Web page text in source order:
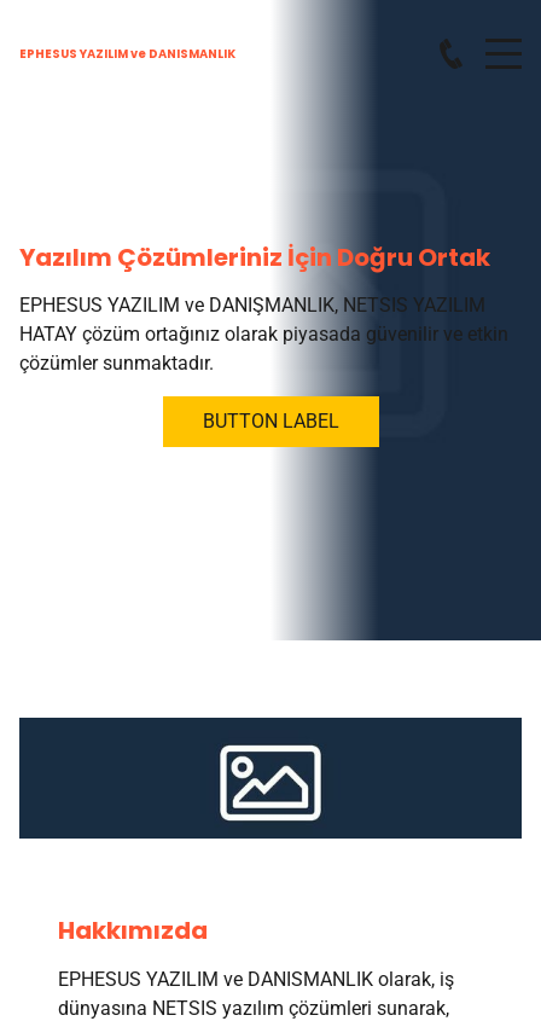
EPHESUS YAZILIM ve DANISMANLIK
Yazılım Çözümleriniz İçin Doğru Ortak
EPHESUS YAZILIM ve DANIŞMANLIK, NETSIS YAZILIM
HATAY çözüm ortağınız olarak piyasada güvenilir ve etkin
çözümler sunmaktadır.
BUTTON LABEL
Hakkımızda
EPHESUS YAZILIM ve DANISMANLIK olarak, iş
dünyasına NETSIS yazılım çözümleri sunarak,